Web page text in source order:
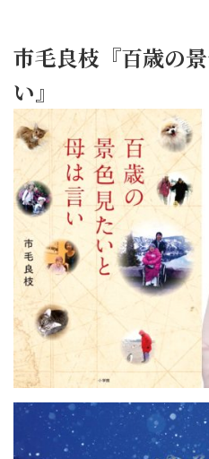
市毛良枝『百歳の
い』